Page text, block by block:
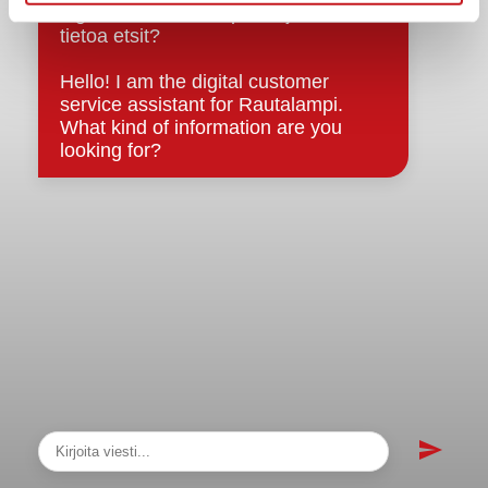
sopimukset
Asiakirjajulkisuuskuvaus
Evästeet
Saavutettavuusseloste
Tietosuoja
Tietosuojaselosteet